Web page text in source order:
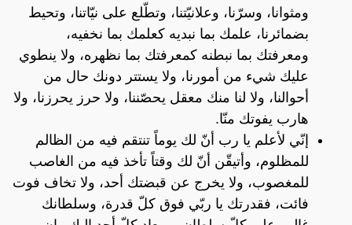
ومثوانا، وسرّنا، وعلانيّتنا، وتطّلع على نيّاتنا، وتحيط
بضمائرنا، علمك بما نبديه كعلمك بما نخفيه،
ومعرفتك بما نبطنه كمعرفتك بما نظهره، ولا ينطوي
عليك شيء من أمورنا، ولا يستتر دونك حال من
أحوالنا، ولا لنا منك معقل يحصّننا، ولا حرز يحرزنا، ولا
هارب يفوتك منّا.
إنّي لأعلم يا رب أنّ لك يوماً تنتقم فيه من الظالم
للمظلوم، وأتيقّن أنّ لك وقتاً تأخذ فيه من الغاصب
للمغصوب، ولا يخرج عن قبضتك أحد، ولا تخاف فوت
فائت، فقدرتك يا ربّي فوق كلّ قدرة، وسلطانك